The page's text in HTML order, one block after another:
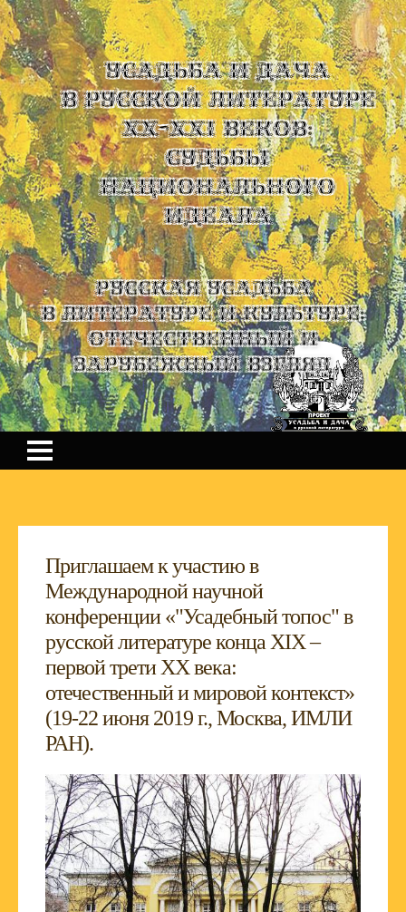
УСАДЬБА И ДАЧА
В РУССКОЙ ЛИТЕРАТУРЕ
XX-XXI ВЕКОВ:
СУДЬБЫ
НАЦИОНАЛЬНОГО
ИДЕАЛА
Русская усадьба
в литературе и культуре:
отечественный и
зарубежный взгляд
Приглашаем к участию в
Международной научной
конференции «"Усадебный топос" в
русской литературе конца XIX –
первой трети XX века:
отечественный и мировой контекст»
(19-22 июня 2019 г., Москва, ИМЛИ
РАН).